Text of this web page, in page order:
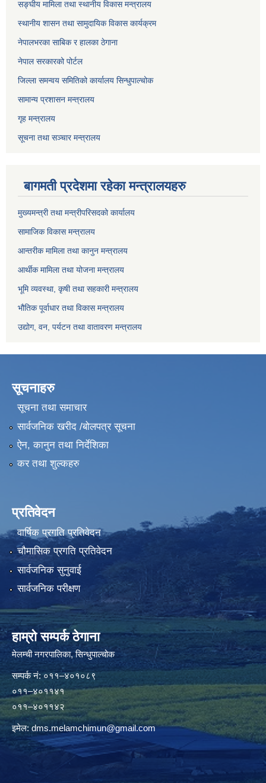
सङ्घीय मामिला तथा स्थानीय विकास मन्त्रालय
स्थानीय शासन तथा सामुदायिक विकास कार्यक्रम
नेपालभरका साबिक र हालका ठेगाना
नेपाल सरकारको पोर्टल
जिल्ला समन्वय समितिको कार्यालय सिन्धुपाल्चोक
सामान्य प्रशासन मन्त्रालय
गृह मन्त्रालय
सूचना तथा सञ्चार मन्त्रालय
बागमती प्रदेशमा रहेका मन्त्रालयहरु
मुख्यमन्त्री तथा मन्त्रीपरिसदको कार्यालय
सामाजिक विकास मन्त्रालय
आन्तरीक मामिला तथा कानुन मन्त्रालय
आर्थीक मामिला तथा योजना मन्त्रालय
भूमि व्यवस्था, कृषी तथा सहकारी मन्त्रालय
भौतिक पूर्वाधार तथा विकास मन्त्रालय
उद्योग, वन, पर्यटन तथा वातावरण मन्त्रालय
सूचनाहरु
सूचना तथा समाचार
सार्वजनिक खरीद /बोलपत्र सूचना
ऐन, कानुन तथा निर्देशिका
कर तथा शुल्कहरु
प्रतिवेदन
वार्षिक प्रगति प्रतिवेदन
चौमासिक प्रगति प्रतिवेदन
सार्वजनिक सुनुवाई
सार्वजनिक परीक्षण
हाम्रो सम्पर्क ठेगाना
मेलम्ची नगरपालिका‍, सिन्धुपाल्चोक
सम्पर्क न‌ं: ०११–४०१०८९
०११–४०११४१
०११–४०११४२
इमेल:dms.melamchimun@gmail.com